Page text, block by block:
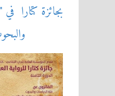
بجائزة كتارا في